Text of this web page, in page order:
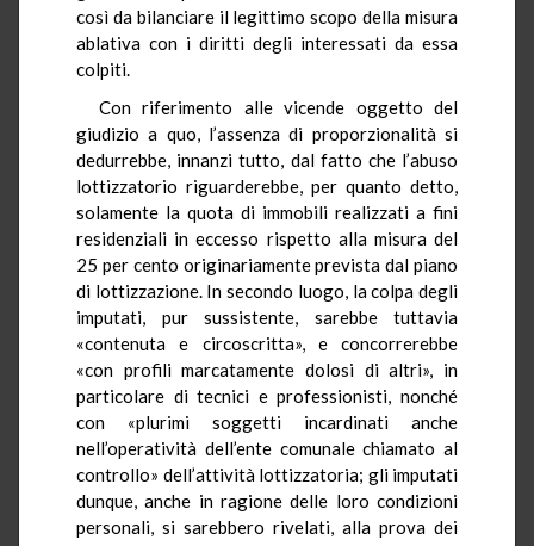
così da bilanciare il legittimo scopo della misura
ablativa con i diritti degli interessati da essa
colpiti.
Con riferimento alle vicende oggetto del
giudizio a quo, l’assenza di proporzionalità si
dedurrebbe, innanzi tutto, dal fatto che l’abuso
lottizzatorio riguarderebbe, per quanto detto,
solamente la quota di immobili realizzati a fini
residenziali in eccesso rispetto alla misura del
25 per cento originariamente prevista dal piano
di lottizzazione. In secondo luogo, la colpa degli
imputati, pur sussistente, sarebbe tuttavia
«contenuta e circoscritta», e concorrerebbe
«con profili marcatamente dolosi di altri», in
particolare di tecnici e professionisti, nonché
con «plurimi soggetti incardinati anche
nell’operatività dell’ente comunale chiamato al
controllo» dell’attività lottizzatoria; gli imputati
dunque, anche in ragione delle loro condizioni
personali, si sarebbero rivelati, alla prova dei